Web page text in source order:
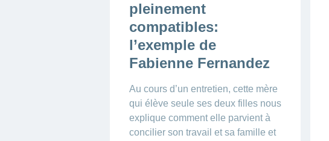
pleinement
compatibles:
l’exemple de
Fabienne Fernandez
Au cours d’un entretien, cette mère
qui élève seule ses deux filles nous
explique comment elle parvient à
concilier son travail et sa famille et